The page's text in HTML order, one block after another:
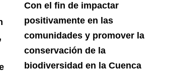
Con el fin de impactar
positivamente en las
comunidades y promover la
conservación de la
biodiversidad en la Cuenca